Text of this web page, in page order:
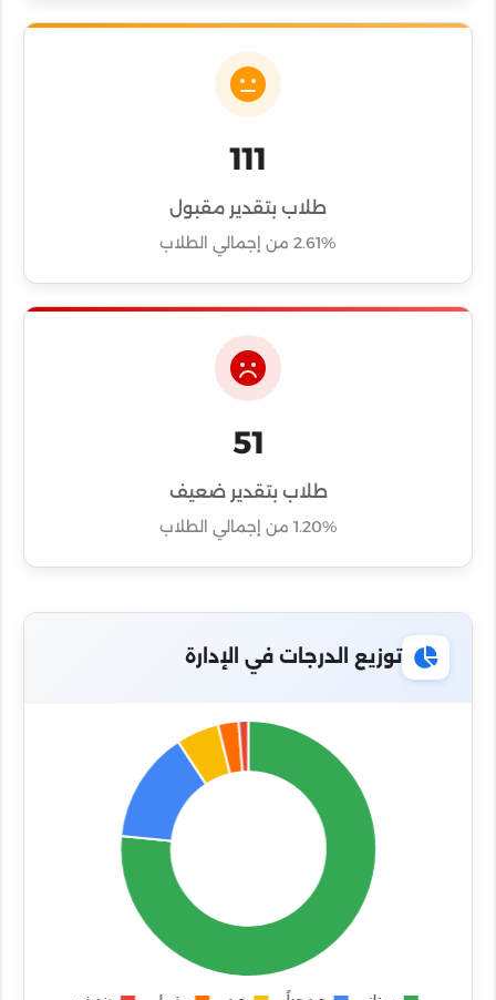
111
طلاب بتقدير مقبول
2.61% من إجمالي الطلاب
51
طلاب بتقدير ضعيف
1.20% من إجمالي الطلاب
توزيع الدرجات في الإدارة